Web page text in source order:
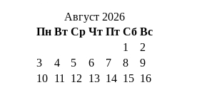
Август 2026
Пн Вт Ср Чт Пт Сб Вс
1
2
3
4 5 6 7 8
9
10 11 12 13 14 15 16